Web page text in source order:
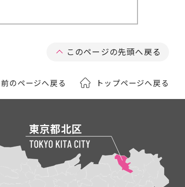
このページの先頭へ戻る
前のページへ戻る トップページへ戻る